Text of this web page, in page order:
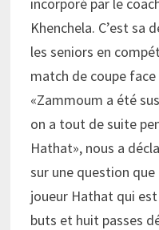
Khenchela. C’est sa
les seniors en
match de coupe face
«Zammoum a été
on a tout de suite
Hathat», nous a
sur une question
joueur Hathat qui
buts et huit passes